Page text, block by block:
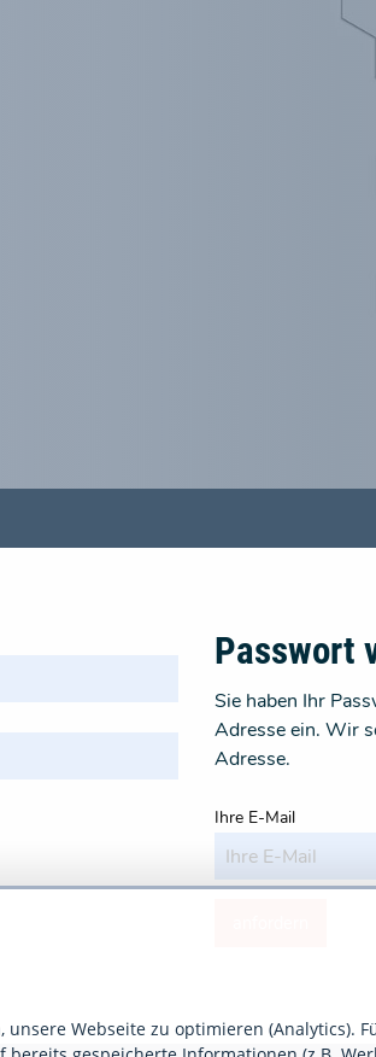
Passwort
Sie haben Ihr
Adresse ein. Wir
Adresse.
Ihre E-Mail
Webseite zu optimieren (Analytics).